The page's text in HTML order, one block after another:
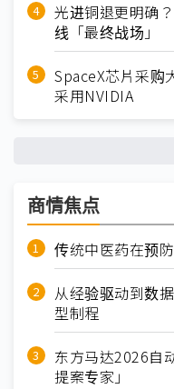
光进铜退更明确
线「最终战场」
SpaceX芯片采
采用NVIDIA
商情焦点
传统中医药在预
从经验驱动到数
型制程
东方马达2026自
提案专家」